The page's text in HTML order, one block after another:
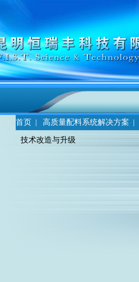
首页 | 高质量配料系统解决方案 |
技术改造与升级